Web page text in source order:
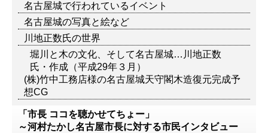
名古屋城で行われているイベント
名古屋城の写真と絵など
川地正数氏の世界
堀川と木の文化、そして名古屋城…川地正数
氏・作成（平成29年３月）
(株)竹中工務店様の名古屋城天守閣木造復元完成予
想CG
「市長 ココを聴かせてちょー」
～河村たかし名古屋市長に対する市民インタビュー